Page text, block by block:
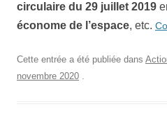
circulaire du 29 juillet 2019
économe de l’espace, etc.
Cette entrée a été publiée dans
novembre 2020 .